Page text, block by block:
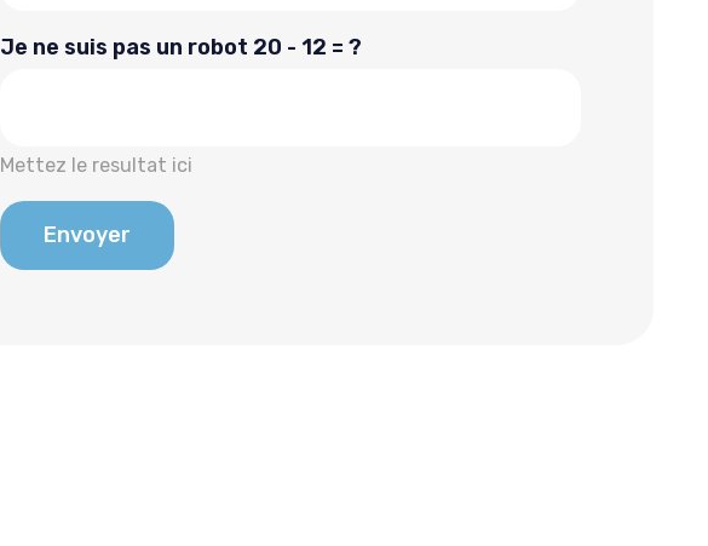
Je ne suis pas un robot 20 - 12 = ?
Mettez le resultat ici
Envoyer